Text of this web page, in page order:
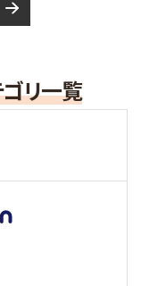
リ一覧